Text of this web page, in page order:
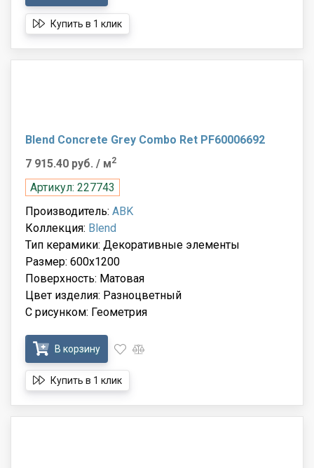
Купить в 1 клик
Blend Concrete Grey Combo Ret PF60006692
7 915.40 руб. / м2
Артикул: 227743
Производитель: ABK
Коллекция: Blend
Тип керамики: Декоративные элементы
Размер: 600x1200
Поверхность: Матовая
Цвет изделия: Разноцветный
С рисунком: Геометрия
В корзину
Купить в 1 клик